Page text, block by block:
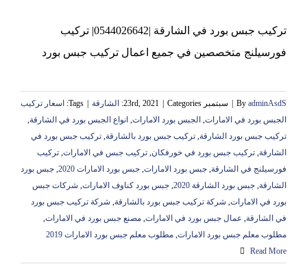
تركيب جبس بورد في الشارقة |0544026642| تركيب
فورسيلنج متخصصين في جميع اعمال تركيب جبس بورد
By adminAsdS سبتمبر 23rd, 2021 Categories: الشارقة Tags:
اسعار تركيب
الجبس بورد في الامارات, الجبس بورد الامارات, انواع الجبس بورد في الشارقة,
تركيب جبس بورد الشارقة, تركيب جبس بورد بالشارقة, تركيب جبس بورد في
الشارقة, تركيب جبس بورد في خورفكان, تركيب جبس في الامارات, تركيب
فورسيلنج في الشارقة, جبس بورد الامارات, جبس بورد الامارات 2020 , جبس بورد
الشارقة, جبس بورد الشارقة 2020 , جبس بورد كناوف الامارات, شركات جبس
بورد في الامارات, شركة تركيب جبس بورد بالشارقة, شركة تركيب جبس بورد
في الشارقة, عمال جبس بورد في الامارات, مصنع جبس بورد في الامارات,
مطلوب معلم جبس بورد الامارات, مطلوب معلم جبس بورد الامارات 2019
Read More